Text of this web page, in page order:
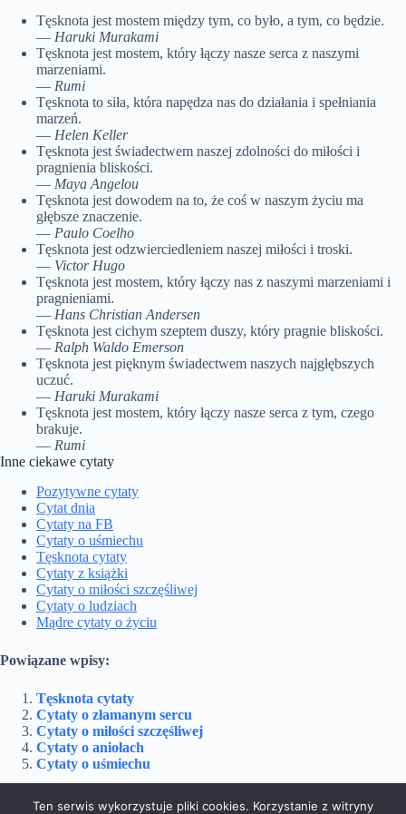
Tęsknota jest mostem między tym, co było, a tym, co będzie.
— Haruki Murakami
Tęsknota jest mostem, który łączy nasze serca z naszymi
marzeniami.
— Rumi
Tęsknota to siła, która napędza nas do działania i spełniania
marzeń.
— Helen Keller
Tęsknota jest świadectwem naszej zdolności do miłości i
pragnienia bliskości.
— Maya Angelou
Tęsknota jest dowodem na to, że coś w naszym życiu ma
głębsze znaczenie.
— Paulo Coelho
Tęsknota jest odzwierciedleniem naszej miłości i troski.
— Victor Hugo
Tęsknota jest mostem, który łączy nas z naszymi marzeniami i
pragnieniami.
— Hans Christian Andersen
Tęsknota jest cichym szeptem duszy, który pragnie bliskości.
— Ralph Waldo Emerson
Tęsknota jest pięknym świadectwem naszych najgłębszych
uczuć.
— Haruki Murakami
Tęsknota jest mostem, który łączy nasze serca z tym, czego
brakuje.
— Rumi
Inne ciekawe cytaty
Pozytywne cytaty
Cytat dnia
Cytaty na FB
Cytaty o uśmiechu
Tęsknota cytaty
Cytaty z książki
Cytaty o miłości szczęśliwej
Cytaty o ludziach
Mądre cytaty o życiu
Powiązane wpisy:
Tęsknota cytaty
Cytaty o złamanym sercu
Cytaty o miłości szczęśliwej
Cytaty o aniołach
Cytaty o uśmiechu
Ten serwis wykorzystuje pliki cookies. Korzystanie z witryny